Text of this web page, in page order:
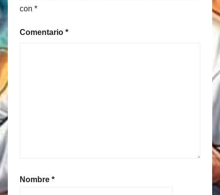
con *
Comentario *
Nombre *